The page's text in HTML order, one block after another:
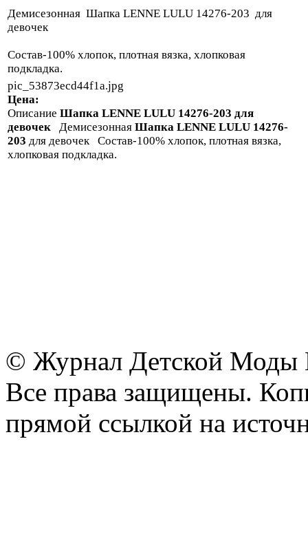
Демисезонная Шапка LENNE LULU 14276-203 для
девочек
Состав-100% хлопок, плотная вязка, хлопковая
подкладка.
pic_53873ecd44f1a.jpg
Цена:
Описание Шапка LENNE LULU 14276-203 для
девочек Демисезонная Шапка LENNE LULU 14276-
203 для девочек Состав-100% хлопок, плотная вязка,
хлопковая подкладка.
© Журнал Детской Моды
Все права защищены.
прямой ссылкой на